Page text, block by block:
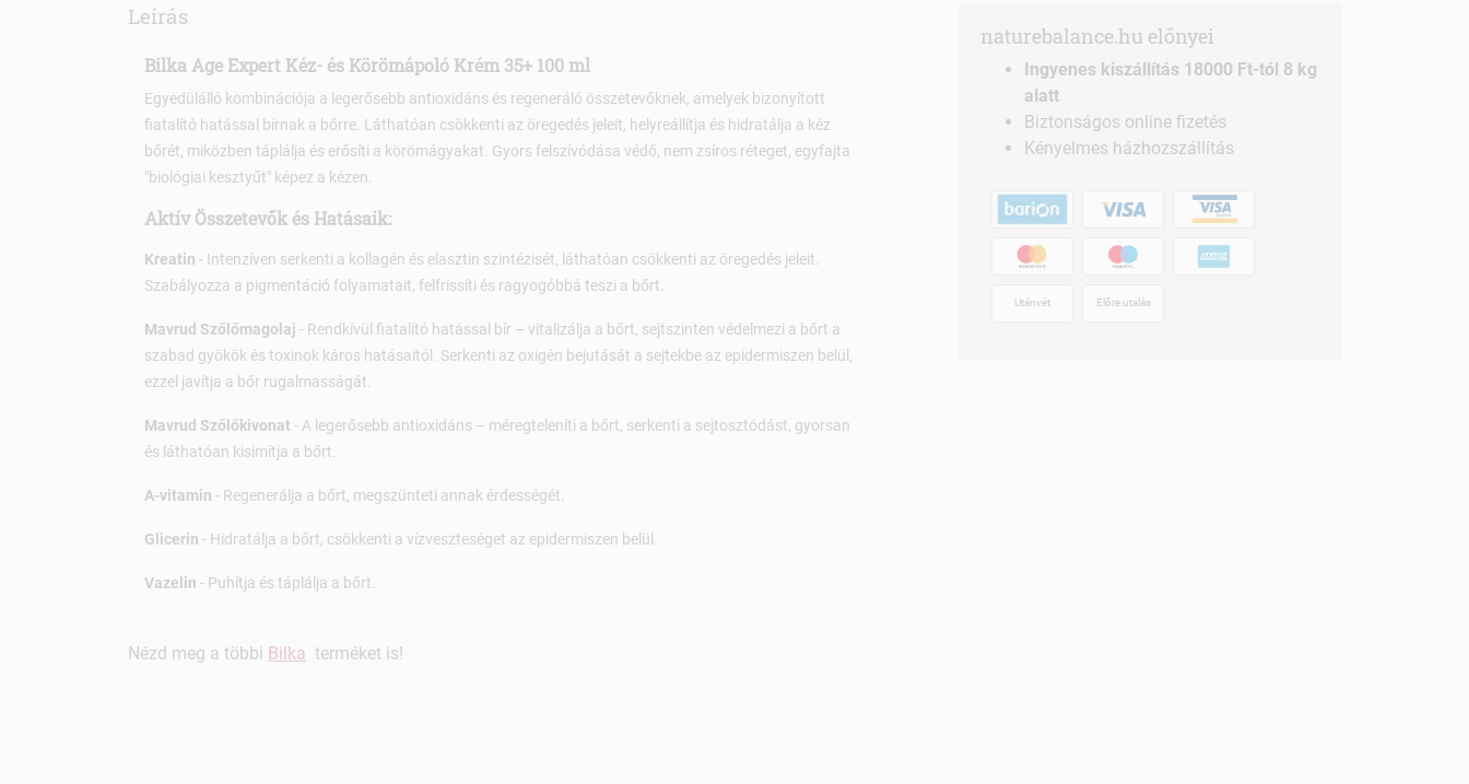
Leírás
Bilka Age Expert Kéz- és Körömápoló Krém 35+ 100 ml
Egyedülálló kombinációja a legerősebb antioxidáns és regeneráló összetevőknek, amelyek bizonyított
fiatalító hatással bírnak a bőrre. Láthatóan csökkenti az öregedés jeleit, helyreállítja és hidratálja a kéz
bőrét, miközben táplálja és erősíti a körömágyakat. Gyors felszívódása védő, nem zsíros réteget, egyfajta
"biológiai kesztyűt" képez a kézen.
Aktív Összetevők és Hatásaik:
Kreatin - Intenzíven serkenti a kollagén és elasztin szintézisét, láthatóan csökkenti az öregedés jeleit.
Szabályozza a pigmentáció folyamatait, felfrissíti és ragyogóbbá teszi a bőrt.
Mavrud Szőlőmagolaj - Rendkívül fiatalító hatással bír – vitalizálja a bőrt, sejtszinten védelmezi a bőrt a
szabad gyökök és toxinok káros hatásaitól. Serkenti az oxigén bejutását a sejtekbe az epidermiszen belül,
ezzel javítja a bőr rugalmasságát.
Mavrud Szőlőkivonat - A legerősebb antioxidáns – méregteleníti a bőrt, serkenti a sejtosztódást, gyorsan
és láthatóan kisimítja a bőrt.
A-vitamin - Regenerálja a bőrt, megszünteti annak érdességét.
Glicerin - Hidratálja a bőrt, csökkenti a vízveszteséget az epidermiszen belül.
Vazelin - Puhítja és táplálja a bőrt.
Nézd meg a többi Bilka terméket is!
naturebalance.hu előnyei
Ingyenes kiszállítás 18000 Ft-tól 8 kg
alatt
Biztonságos online fizetés
Kényelmes házhozszállítás
Utánvét Előre utalás